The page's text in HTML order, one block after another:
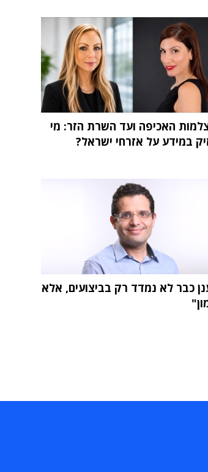
האכיפה ועד השרת הזר: מי
במידע על אזרחי ישראל?
כבר לא נמדד רק בביצועים, אלא